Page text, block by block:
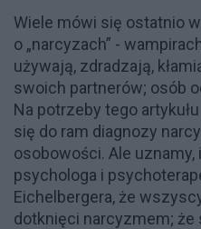
Wiele mówi się ostatnio
o „narcyzach” -
używają, zdradzają,
swoich partnerów; osób
Na potrzeby tego
się do ram diagnozy
osobowości. Ale
psychologa i
Eichelbergera, że
dotknięci narcyzmem; że